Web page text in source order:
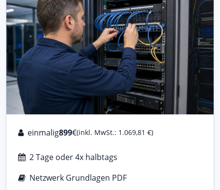
einmalig899€(inkl. MwSt.: 1.069,81 €)
2 Tage oder 4x halbtags
Netzwerk Grundlagen PDF